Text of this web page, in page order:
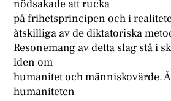
nödsakade att rucka
på frihetsprincipen och i
åtskilliga av de diktatoriska
Resonemang av detta slag stå i
iden om
humanitet och människovärde.
humaniteten